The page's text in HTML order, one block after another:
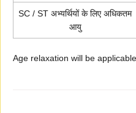
SC / ST अभ्यर्थियों के लिए अधिकतम
आयु
Age relaxation will be